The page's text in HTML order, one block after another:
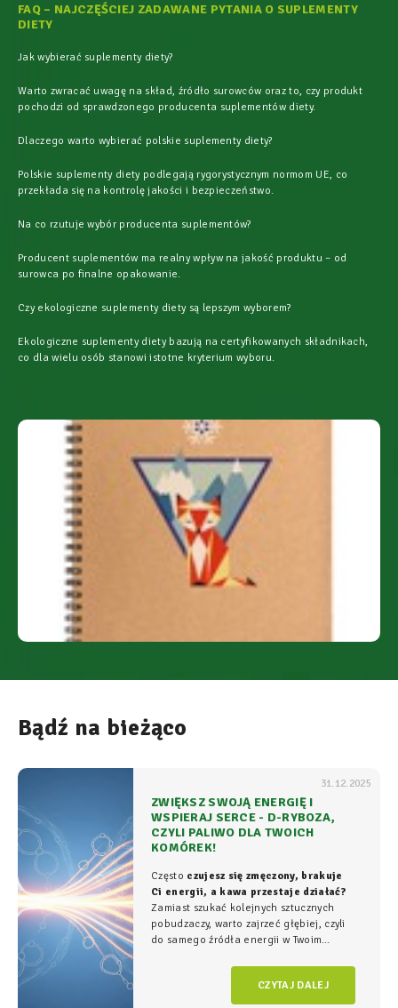
FAQ – NAJCZĘŚCIEJ ZADAWANE PYTANIA O SUPLEMENTY
DIETY
Jak wybierać suplementy diety?
Warto zwracać uwagę na skład, źródło surowców oraz to, czy produkt
pochodzi od sprawdzonego producenta suplementów diety.
Dlaczego warto wybierać polskie suplementy diety?
Polskie suplementy diety podlegają rygorystycznym normom UE, co
przekłada się na kontrolę jakości i bezpieczeństwo.
Na co rzutuje wybór producenta suplementów?
Producent suplementów ma realny wpływ na jakość produktu – od
surowca po finalne opakowanie.
Czy ekologiczne suplementy diety są lepszym wyborem?
Ekologiczne suplementy diety bazują na certyfikowanych składnikach,
co dla wielu osób stanowi istotne kryterium wyboru.
Bądź na bieżąco
31.12.2025
ZWIĘKSZ SWOJĄ ENERGIĘ I
WSPIERAJ SERCE - D-RYBOZA,
CZYLI PALIWO DLA TWOICH
KOMÓREK!
Często czujesz się zmęczony, brakuje
Ci energii, a kawa przestaje działać?
Zamiast szukać kolejnych sztucznych
pobudzaczy, warto zajrzeć głębiej, czyli
do samego źródła energii w Twoim
komórkowym rozgrywa się cała
CZYTAJ DALEJ